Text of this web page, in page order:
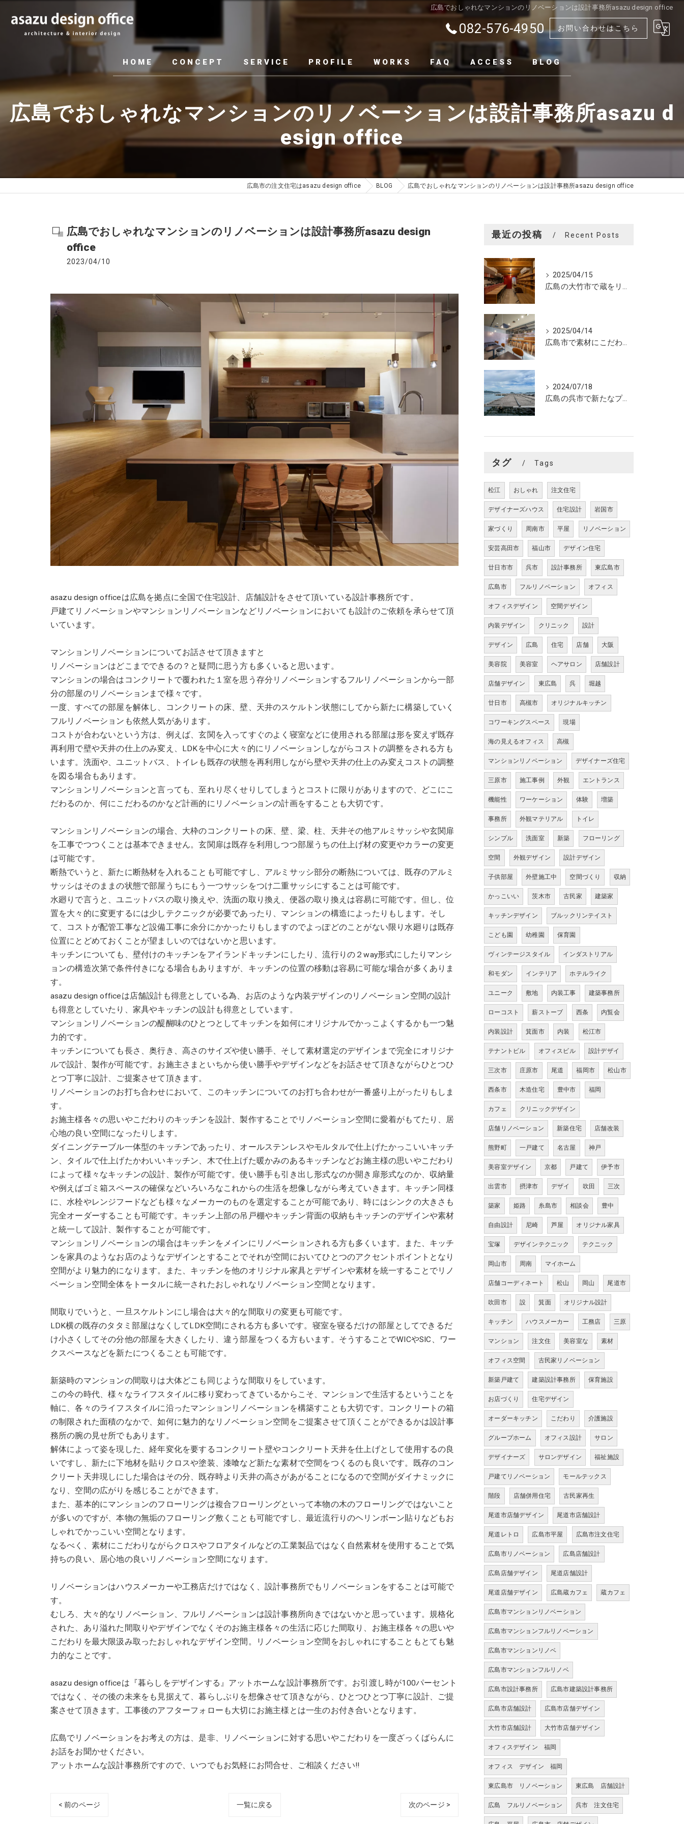
広島でおしゃれなマンションのリノベーションは設計事務所asazu design office
082-576-4950 お問い合わせはこちら
HOME CONCEPT SERVICE PROFILE WORKS FAQ ACCESS BLOG
広島でおしゃれなマンションのリノベーションは設計事務所asazu d
esign office
広島市の注文住宅はasazu design office BLOG 広島でおしゃれなマンションのリノベーションは設計事務所asazu design office
広島でおしゃれなマンションのリノベーションは設計事務所asazu design
office
2023/04/10
asazu design officeは広島を拠点に全国で住宅設計、店舗設計をさせて頂いている設計事務所です。
戸建てリノベーションやマンションリノベーションなどリノベーションにおいても設計のご依頼を承らせて頂
いています。
マンションリノベーションについてお話させて頂きますと
リノベーションはどこまでできるの？と疑問に思う方も多くいると思います。
マンションの場合はコンクリートで覆われた１室を思う存分リノベーションするフルリノベーションから一部
分の部屋のリノベーションまで様々です。
一度、すべての部屋を解体し、コンクリートの床、壁、天井のスケルトン状態にしてから新たに構築していく
フルリノベーションも依然人気があります。
コストが合わないという方は、例えば、玄関を入ってすぐのよく寝室などに使用される部屋は形を変えず既存
再利用で壁や天井の仕上のみ変え、LDKを中心に大々的にリノベーションしながらコストの調整をされる方も
います。洗面や、ユニットバス、トイレも既存の状態を再利用しながら壁や天井の仕上のみ変えコストの調整
を図る場合もあります。
マンションリノベーションと言っても、至れり尽くせりしてしまうとコストに限りがありますので、どこにこ
だわるのか、何にこだわるのかなど計画的にリノベーションの計画をすることも大切です。
マンションリノベーションの場合、大枠のコンクリートの床、壁、梁、柱、天井その他アルミサッシや玄関扉
を工事でつつくことは基本できません。玄関扉は既存を利用しつつ部屋うちの仕上げ材の変更やカラーの変更
は可能です。
断熱でいうと、新たに断熱材を入れることも可能ですし、アルミサッシ部分の断熱については、既存のアルミ
サッシはそのままの状態で部屋うちにもう一つサッシをつけ二重サッシにすることは可能です。
水廻りで言うと、ユニットバスの取り換えや、洗面の取り換え、便器の取り換えは容易に可能です。但し、位
置を大々的に変更するには少しテクニックが必要であったり、マンションの構造によったりもします。そし
て、コストが配管工事など設備工事に余分にかかったりもしますのでよっぽどのことがない限り水廻りは既存
位置にとどめておくことが望ましいのではないかと思います。
キッチンについても、壁付けのキッチンをアイランドキッチンにしたり、流行りの２way形式にしたりマンシ
ョンの構造次第で条件付きになる場合もありますが、キッチンの位置の移動は容易に可能な場合が多くありま
す。
asazu design officeは店舗設計も得意としている為、お店のような内装デザインのリノベーション空間の設計
も得意としていたり、家具やキッチンの設計も得意としています。
マンションリノベーションの醍醐味のひとつとしてキッチンを如何にオリジナルでかっこよくするかも一つ魅
力的です。
キッチンについても長さ、奥行き、高さのサイズや使い勝手、そして素材選定のデザインまで完全にオリジナ
ルで設計、製作が可能です。お施主さまといちから使い勝手やデザインなどをお話させて頂きながらひとつひ
とつ丁寧に設計、ご提案させて頂きます。
リノベーションのお打ち合わせにおいて、このキッチンについてのお打ち合わせが一番盛り上がったりもしま
す。
お施主様各々の思いやこだわりのキッチンを設計、製作することでリノベーション空間に愛着がもてたり、居
心地の良い空間になったりします。
ダイニングテーブル一体型のキッチンであったり、オールステンレスやモルタルで仕上げたかっこいいキッチ
ン、タイルで仕上げたかわいいキッチン、木で仕上げた暖かみのあるキッチンなどお施主様の思いやこだわり
によって様々なキッチンの設計、製作が可能です。使い勝手も引き出し形式なのか開き扉形式なのか、収納量
や例えばゴミ箱スペースの確保などいろいろなこれからの生活を想像しながら考えていきます。キッチン同様
に、水栓やレンジフードなども様々なメーカーのものを選定することが可能であり、時にはシンクの大きさも
完全オーダーすることも可能です。キッチン上部の吊戸棚やキッチン背面の収納もキッチンのデザインや素材
と統一して設計、製作することが可能です。
マンションリノベーションの場合はキッチンをメインにリノベーションされる方も多くいます。また、キッチ
ンを家具のようなお店のようなデザインとすることでそれが空間においてひとつのアクセントポイントとなり
空間がより魅力的になります。また、キッチンを他のオリジナル家具とデザインや素材を統一することでリノ
ベーション空間全体をトータルに統一されたおしゃれなリノベーション空間となります。
間取りでいうと、一旦スケルトンにし場合は大々的な間取りの変更も可能です。
LDK横の既存のタタミ部屋はなくしてLDK空間にされる方も多いです。寝室を寝るだけの部屋としてできるだ
け小さくしてその分他の部屋を大きくしたり、違う部屋をつくる方もいます。そうすることでWICやSIC、ワー
クスペースなどを新たにつくることも可能です。
新築時のマンションの間取りは大体どこも同じような間取りをしています。
この今の時代、様々なライフスタイルに移り変わってきているからこそ、マンションで生活するということを
軸に、各々のライフスタイルに沿ったマンションリノベーションを構築すことも大切です。コンクリートの箱
の制限された面積のなかで、如何に魅力的なリノベーション空間をご提案させて頂くことができるかは設計事
務所の腕の見せ所でもあります。
解体によって姿を現した、経年変化を要するコンクリート壁やコンクリート天井を仕上げとして使用するの良
いですし、新たに下地材を貼りクロスや塗装、漆喰など新たな素材で空間をつくるのも良いです。既存のコン
クリート天井現しにした場合はその分、既存時より天井の高さがあがることになるので空間がダイナミックに
なり、空間の広がりを感じることができます。
また、基本的にマンションのフローリングは複合フローリングといって本物の木のフローリングではないこと
が多いのですが、本物の無垢のフローリング敷くことも可能ですし、最近流行りのヘリンボーン貼りなどもお
しゃれでかっこいい空間となります。
なるべく、素材にこだわりながらクロスやフロアタイルなどの工業製品ではなく自然素材を使用することで気
持ちの良い、居心地の良いリノベーション空間になります。
リノベーションはハウスメーカーや工務店だけではなく、設計事務所でもリノベーションをすることは可能で
す。
むしろ、大々的なリノベーション、フルリノベーションは設計事務所向きではないかと思っています。規格化
された、あり溢れた間取りやデザインでなくそのお施主様各々の生活に応じた間取り、お施主様各々の思いや
こだわりを最大限汲み取ったおしゃれなデザイン空間。リノベーション空間をおしゃれにすることもとても魅
力的なことです。
asazu design officeは『暮らしをデザインする』アットホームな設計事務所です。お引渡し時が100パーセント
ではなく、その後の未来をも見据えて、暮らしぶりを想像させて頂きながら、ひとつひとつ丁寧に設計、ご提
案させて頂きます。工事後のアフターフォローも大切にお施主様とは一生のお付き合いとなります。
広島でリノベーションをお考えの方は、是非、リノベーションに対する思いやこだわりを一度ざっくばらんに
お話をお聞かせください。
アットホームな設計事務所ですので、いつでもお気軽にお問合せ、ご相談ください!!
< 前のページ 一覧に戻る 次のページ >
最近の投稿 Recent Posts
2025/04/15
広島の大竹市で蔵をリノベーションしたカフェの設計。店舗設計、店舗デザインはasazu design office
2025/04/14
広島市で素材にこだわった魅力的なおにぎり屋さんの設計。店舗設計、店舗デザインはasazu design office
2024/07/18
広島の呉市で新たなプロジェクトの現調
タグ Tags
松江 おしゃれ 注文住宅
デザイナーズハウス 住宅設計 岩国市
家づくり 周南市 平屋 リノベーション
安芸高田市 福山市 デザイン住宅
廿日市市 呉市 設計事務所 東広島市
広島市 フルリノベーション オフィス
オフィスデザイン 空間デザイン
内装デザイン クリニック 設計
デザイン 広島 住宅 店舗 大阪
美容院 美容室 ヘアサロン 店舗設計
店舗デザイン 東広島 呉 堀越
廿日市 高槻市 オリジナルキッチン
コワーキングスペース 現場
海の見えるオフィス 高槻
マンションリノベーション デザイナーズ住宅
三原市 施工事例 外観 エントランス
機能性 ワーケーション 体験 増築
事務所 外観マテリアル トイレ
シンプル 洗面室 新築 フローリング
空間 外観デザイン 設計デザイン
子供部屋 外壁施工中 空間づくり 収納
かっこいい 茨木市 古民家 建築家
キッチンデザイン ブルックリンテイスト
こども園 幼稚園 保育園
ヴィンテージスタイル インダストリアル
和モダン インテリア ホテルライク
ユニーク 敷地 内装工事 建築事務所
ローコスト 薪ストーブ 西条 内覧会
内装設計 箕面市 内装 松江市
テナントビル オフィスビル 設計デザイ
三次市 庄原市 尾道 福岡市 松山市
西条市 木造住宅 豊中市 福岡
カフェ クリニックデザイン
店舗リノベーション 新築住宅 店舗改装
熊野町 一戸建て 名古屋 神戸
美容室デザイン 京都 戸建て 伊予市
出雲市 摂津市 デザイ 吹田 三次
築家 姫路 糸島市 相談会 豊中
自由設計 尼崎 芦屋 オリジナル家具
宝塚 デザインテクニック テクニック
岡山市 周南 マイホーム
店舗コーディネート 松山 岡山 尾道市
吹田市 設 箕面 オリジナル設計
キッチン ハウスメーカー 工務店 三原
マンション 注文住 美容室な 素材
オフィス空間 古民家リノベーション
新築戸建て 建築設計事務所 保育施設
お店づくり 住宅デザイン
オーダーキッチン こだわり 介護施設
グループホーム オフィス設計 サロン
デザイナーズ サロンデザイン 福祉施設
戸建てリノベーション モールテックス
階段 店舗併用住宅 古民家再生
尾道市店舗デザイン 尾道市店舗設計
尾道レトロ 広島市平屋 広島市注文住宅
広島市リノベーション 広島店舗設計
広島店舗デザイン 尾道店舗設計
尾道店舗デザイン 広島蔵カフェ 蔵カフェ
広島市マンションリノベーション
広島市マンションフルリノベーション
広島市マンションリノベ
広島市マンションフルリノベ
広島市設計事務所 広島市建築設計事務所
広島市店舗設計 広島市店舗デザイン
大竹市店舗設計 大竹市店舗デザイン
オフィスデザイン 福岡
オフィス デザイン 福岡
東広島市 リノベーション 東広島 店舗設計
広島 フルリノベーション 呉市 注文住宅